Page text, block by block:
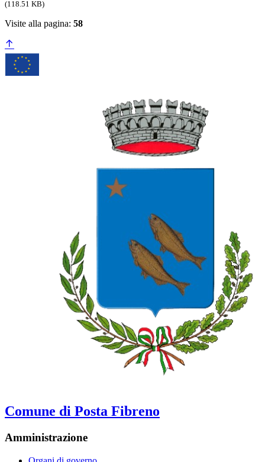
(118.51 KB)
Visite alla pagina: 58
Comune di Posta Fibreno
Amministrazione